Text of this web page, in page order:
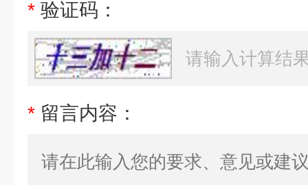
* 验证码：
* 留言内容：